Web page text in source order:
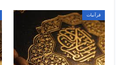
قرآنيات